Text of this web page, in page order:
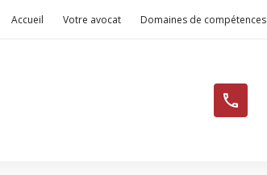
Accueil Votre avocat Domaines de compétences
phone